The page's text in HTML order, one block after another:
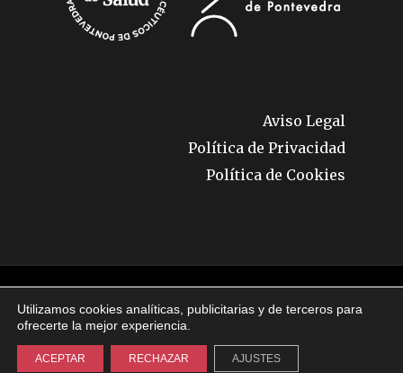
Aviso Legal
Política de Privacidad
Política de Cookies
reservados.
Utilizamos cookies analíticas, publicitarias y de terceros para
ofrecerte la mejor experiencia.
ACEPTAR RECHAZAR AJUSTES